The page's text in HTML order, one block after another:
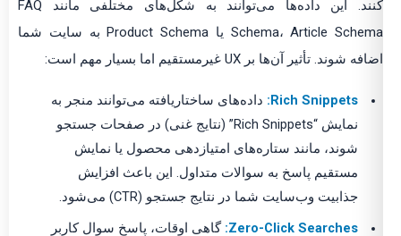
کنند. این داده‌ها می‌توانند به شکل‌های مختلفی مانند FAQ
Schema، Article Schema یا Product Schema به سایت شما
اضافه شوند. تأثیر آن‌ها بر UX غیرمستقیم اما بسیار مهم است:
Rich Snippets:
داده‌های ساختاریافته می‌توانند منجر به
نمایش “Rich Snippets” (نتایج غنی) در صفحات جستجو
شوند، مانند ستاره‌های امتیازدهی محصول یا نمایش
مستقیم پاسخ به سوالات متداول. این باعث افزایش
جذابیت وب‌سایت شما در نتایج جستجو (CTR) می‌شود.
Zero-Click Searches: گاهی اوقات، پاسخ سوال کاربر